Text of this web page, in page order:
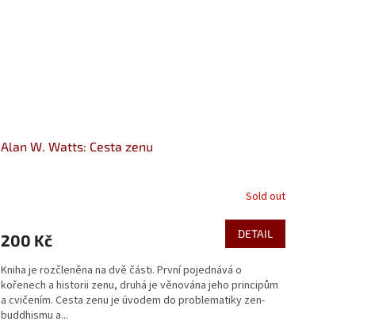
Alan W. Watts: Cesta zenu
Sold out
200 Kč DETAIL
Kniha je rozčleněna na dvě části. První pojednává o
kořenech a historii zenu, druhá je věnována jeho principům
a cvičením. Cesta zenu je úvodem do problematiky zen-
buddhismu a...